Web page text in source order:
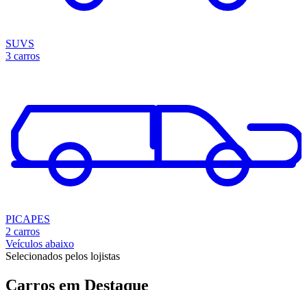
SUVS
3 carros
PICAPES
2 carros
Veículos abaixo
Selecionados pelos lojistas
Carros em Destaque